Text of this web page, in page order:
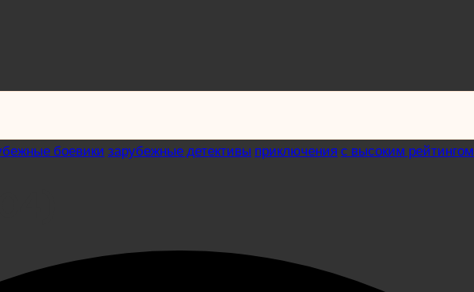
боевики зарубежные детективы приключения с высоким рейтингом